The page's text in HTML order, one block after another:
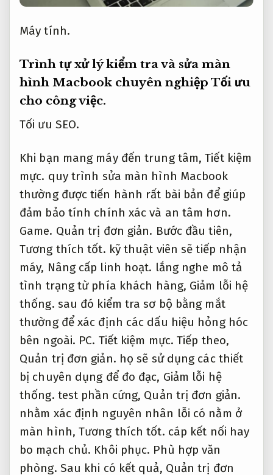
Máy tính.
Trình tự xử lý kiểm tra và sửa màn
hình Macbook chuyên nghiệp Tối ưu
cho công việc.
Tối ưu SEO.
Khi bạn mang máy đến trung tâm,Tiết kiệm
mực. quy trình sửa màn hình Macbook
thường được tiến hành rất bài bản để giúp
đảm bảo tính chính xác và an tâm hơn.
Game. Quản trị đơn giản. Bước đầu tiên,
Tương thích tốt. kỹ thuật viên sẽ tiếp nhận
máy, Nâng cấp linh hoạt. lắng nghe mô tả
tình trạng từ phía khách hàng, Giảm lỗi hệ
thống. sau đó kiểm tra sơ bộ bằng mắt
thường để xác định các dấu hiệu hỏng hóc
bên ngoài. PC. Tiết kiệm mực. Tiếp theo,
Quản trị đơn giản. họ sẽ sử dụng các thiết
bị chuyên dụng để đo đạc, Giảm lỗi hệ
thống. test phần cứng, Quản trị đơn giản.
nhằm xác định nguyên nhân lỗi có nằm ở
màn hình, Tương thích tốt. cáp kết nối hay
bo mạch chủ. Khôi phục. Phù hợp văn
phòng. Sau khi có kết quả, Quản trị đơn